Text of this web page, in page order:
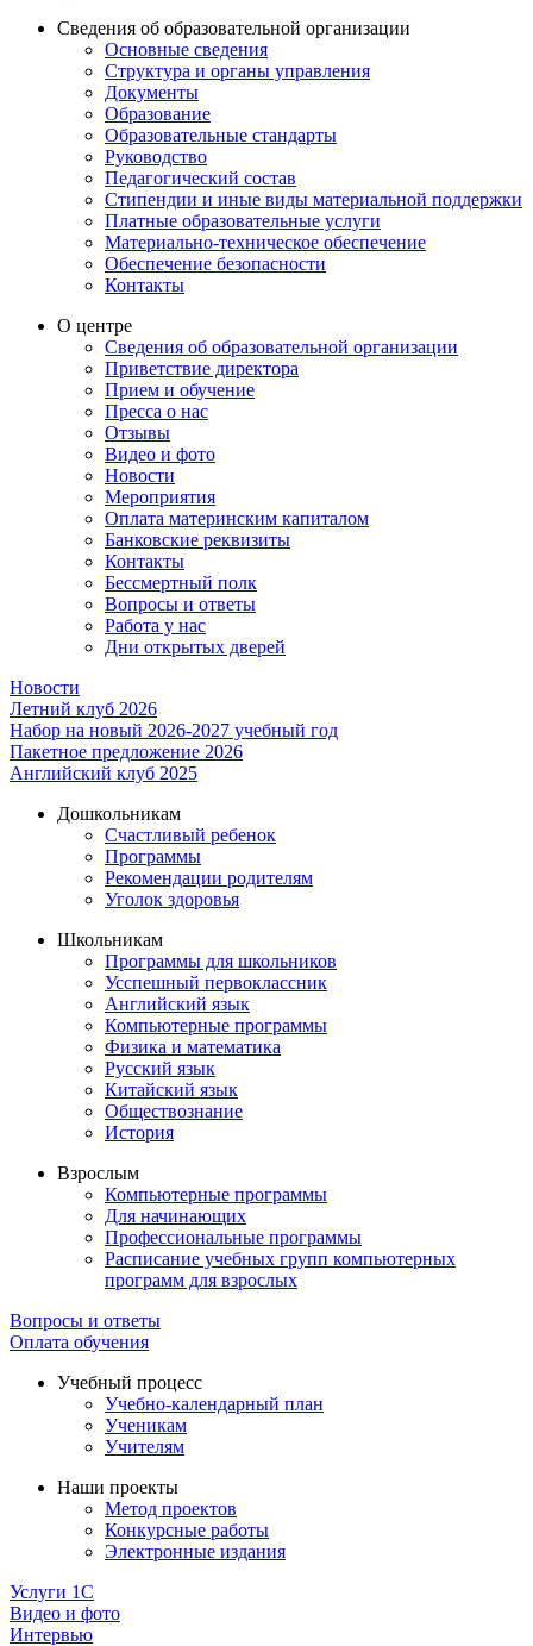
Сведения об образовательной организации
Основные сведения
Структура и органы управления
Документы
Образование
Образовательные стандарты
Руководство
Педагогический состав
Стипендии и иные виды материальной поддержки
Платные образовательные услуги
Материально-техническое обеспечение
Обеспечение безопасности
Контакты
О центре
Сведения об образовательной организации
Приветствие директора
Прием и обучение
Пресса о нас
Отзывы
Видео и фото
Новости
Мероприятия
Оплата материнским капиталом
Банковские реквизиты
Контакты
Бессмертный полк
Вопросы и ответы
Работа у нас
Дни открытых дверей
Новости
Летний клуб 2026
Набор на новый 2026-2027 учебный год
Пакетное предложение 2026
Английский клуб 2025
Дошкольникам
Счастливый ребенок
Программы
Рекомендации родителям
Уголок здоровья
Школьникам
Программы для школьников
Усспешный первоклассник
Английский язык
Компьютерные программы
Физика и математика
Русский язык
Китайский язык
Обществознание
История
Взрослым
Компьютерные программы
Для начинающих
Профессиональные программы
Расписание учебных групп компьютерных
программ для взрослых
Вопросы и ответы
Оплата обучения
Учебный процесс
Учебно-календарный план
Ученикам
Учителям
Наши проекты
Метод проектов
Конкурсные работы
Электронные издания
Услуги 1C
Видео и фото
Интервью